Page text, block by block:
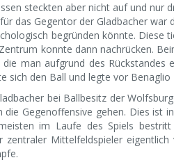
steckten aber nicht auf und nur
das Gegentor der Gladbacher
begründen könnte. Diese
konnte dann nachrücken.
die man aufgrund des
sich den Ball und legte vor
bei Ballbesitz der
die Gegenoffensive gehen. Dies ist
im Laufe des Spiels
zentraler Mittelfeldspieler